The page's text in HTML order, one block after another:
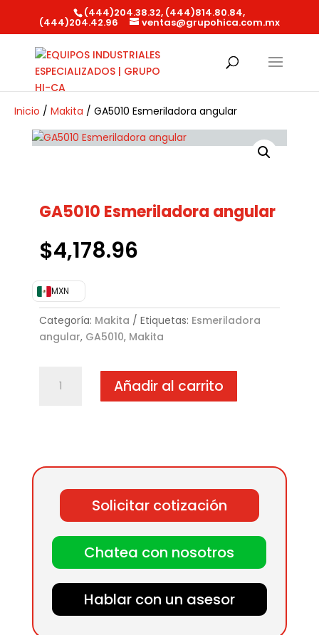
(444)204.38.32, (444)814.80.84,
(444)204.42.96 ventas@grupohica.com.mx
Inicio / Makita / GA5010 Esmeriladora angular
GA5010 Esmeriladora angular
$4,178.96
MXN
Categoría: Makita Etiquetas: Esmeriladora
angular, GA5010, Makita
Esmeriladora
Añadir al carrito
Solicitar cotización
Chatea con nosotros
Hablar con un asesor